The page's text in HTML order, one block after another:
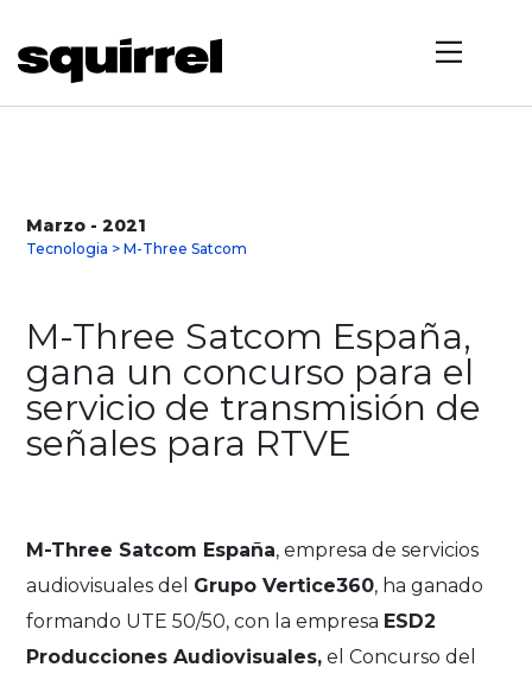
Marzo - 2021
Tecnologia > M-Three Satcom
M-Three Satcom España,
gana un concurso para el
servicio de transmisión de
señales para RTVE
M-Three Satcom España, empresa de servicios
audiovisuales del Grupo Vertice360, ha ganado
formando UTE 50/50, con la empresa ESD2
Producciones Audiovisuales, el Concurso del